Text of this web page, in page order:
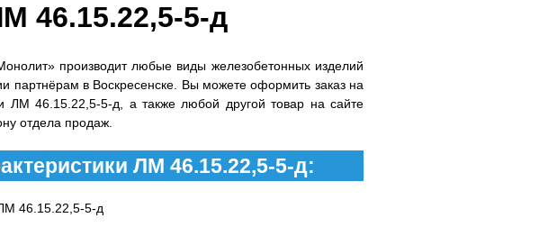
46.15.22,5-5-д
производит любые виды железобетонных изделий
партнёрам в Воскресенске. Вы можете оформить заказ на
ЛМ 46.15.22,5-5-д, а также любой другой товар на сайте
отдела продаж.
ЛМ 46.15.22,5-5-д:
46.15.22,5-5-д